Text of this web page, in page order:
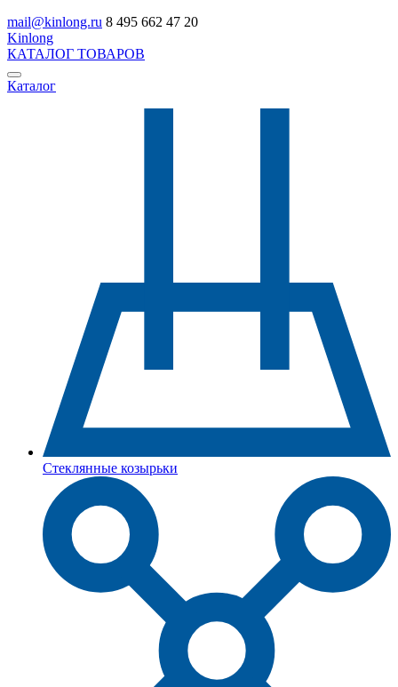
mail@kinlong.ru 8 495 662 47 20
Kinlong
КАТАЛОГ ТОВАРОВ
Каталог
Стеклянные козырьки